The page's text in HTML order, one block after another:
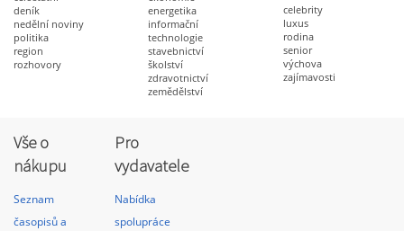
deník
nedělní noviny
politika
region
rozhovory
energetika
informační
technologie
stavebnictví
školství
zdravotnictví
zemědělství
celebrity
luxus
rodina
senior
výchova
zajímavosti
Vše o
nákupu
Seznam
časopisů a
Pro
vydavatele
Nabídka
spolupráce